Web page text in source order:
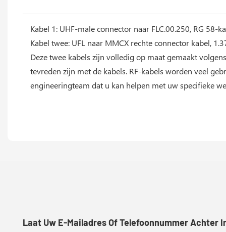
Kabel 1: UHF-male connector naar FLC.00.250, RG 58-
Kabel twee: UFL naar MMCX rechte connector kabel,
Deze twee kabels zijn volledig op maat gemaakt
tevreden zijn met de kabels. RF-kabels worden veel
engineeringteam dat u kan helpen met uw specifieke
Laat Uw E-Mailadres Of Telefoonnummer Achter